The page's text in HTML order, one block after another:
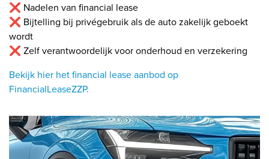
❌ Nadelen van financial lease
❌ Bijtelling bij privégebruik als de auto zakelijk geboekt
wordt
❌ Zelf verantwoordelijk voor onderhoud en verzekering
Bekijk hier het financial lease aanbod op
FinancialLeaseZZP.